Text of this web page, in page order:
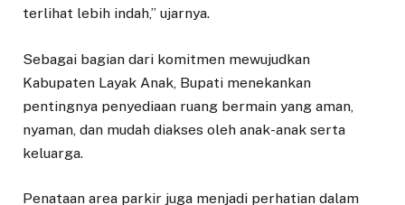
terlihat lebih indah,” ujarnya.
Sebagai bagian dari komitmen mewujudkan
Kabupaten Layak Anak, Bupati menekankan
pentingnya penyediaan ruang bermain yang aman,
nyaman, dan mudah diakses oleh anak-anak serta
keluarga.
Penataan area parkir juga menjadi perhatian dalam